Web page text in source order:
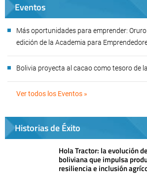
Eventos
Más oportunidades para emprender:
edición de la Academia para
Bolivia proyecta al cacao como tesoro de
Ver todos los Eventos »
Historias de Éxito
Hola Tractor: la evolución
boliviana que impulsa
resiliencia e inclusión